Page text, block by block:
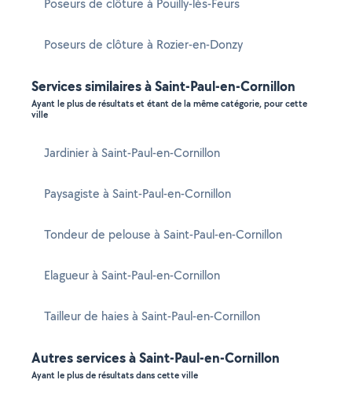
Poseurs de clôture à Pouilly-lès-Feurs
Poseurs de clôture à Rozier-en-Donzy
Services similaires à Saint-Paul-en-Cornillon
Ayant le plus de résultats et étant de la même catégorie, pour cette
ville
Jardinier à Saint-Paul-en-Cornillon
Paysagiste à Saint-Paul-en-Cornillon
Tondeur de pelouse à Saint-Paul-en-Cornillon
Elagueur à Saint-Paul-en-Cornillon
Tailleur de haies à Saint-Paul-en-Cornillon
Autres services à Saint-Paul-en-Cornillon
Ayant le plus de résultats dans cette ville